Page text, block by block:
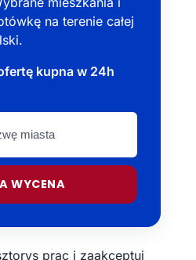
na terenie całej
kupna w 24h
WYCENA
prac i zaakceptuj